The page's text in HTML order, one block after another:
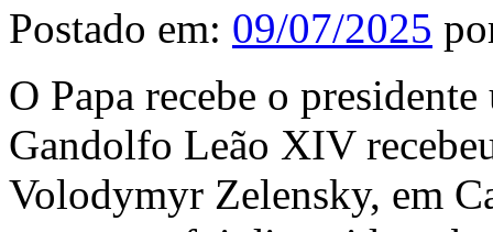
Postado em: 09/07/2025
O Papa recebe o
Gandolfo Leão XIV
Volodymyr Zelensky, em